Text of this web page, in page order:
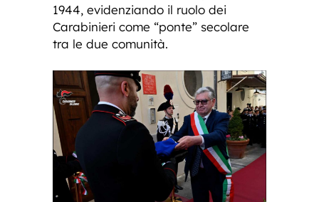
1944, evidenziando il ruolo dei
Carabinieri come “ponte” secolare
tra le due comunità.